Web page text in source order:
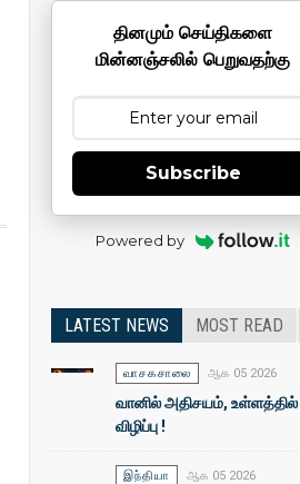
தினமும் செய்திகளை
மின்னஞ்சலில் பெறுவதற்கு
Subscribe
Powered by
LATEST NEWS MOST READ
வாசகசாலை ஆக 05 2026
வானில் அதிசயம், உள்ளத்தில்
விழிப்பு !
இந்தியா ஆக 05 2026